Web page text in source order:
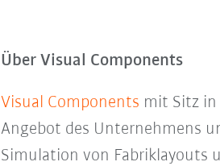
Über Visual Components
Visual Components mit Sitz in
Angebot des Unternehmens
Simulation von Fabriklayouts